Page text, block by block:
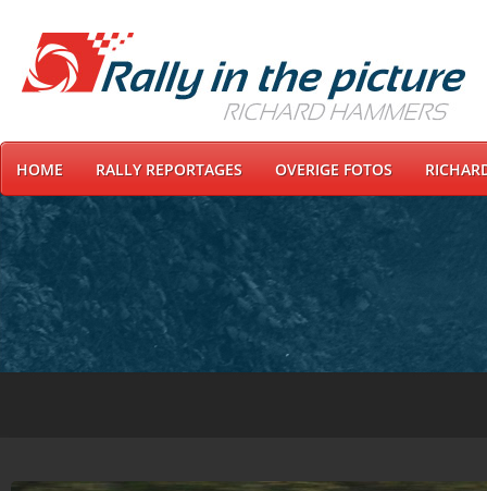
HOME RALLY REPORTAGES OVERIGE FOTOS